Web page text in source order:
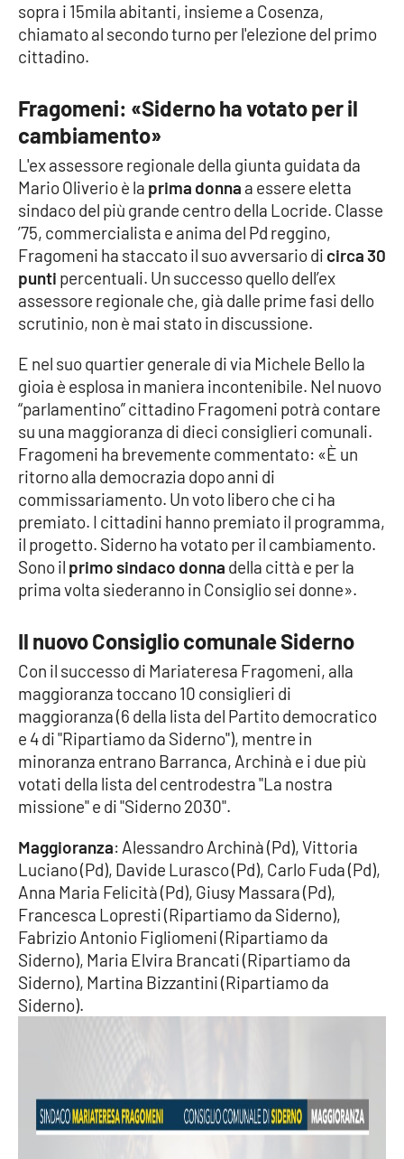
Economia e Lavoro
Sanità
Società
Sport
RUBRICHE
Good Morning Vietnam
Parchi Marini Calabria
Leggendo Alvaro insieme
Imprese Di Calabria
Le perfidie di Antonella Grippo
Venti di comunicazione
LaC Network
LaC OnAir
EDIZIONI
Catanzaro
Crotone
Vibo Valentia
Reggio Calabria
Lamezia Terme
sopra i 15mila abitanti, insieme a Cosenza,
chiamato al secondo turno per l'elezione del primo
cittadino.
Fragomeni: «Siderno ha votato per il
cambiamento»
L'ex assessore regionale della giunta guidata da
Mario Oliverio è la prima donna a essere eletta
sindaco del più grande centro della Locride. Classe
’75, commercialista e anima del Pd reggino,
Fragomeni ha staccato il suo avversario di circa 30
punti percentuali. Un successo quello dell’ex
assessore regionale che, già dalle prime fasi dello
scrutinio, non è mai stato in discussione.
E nel suo quartier generale di via Michele Bello la
gioia è esplosa in maniera incontenibile. Nel nuovo
“parlamentino” cittadino Fragomeni potrà contare
su una maggioranza di dieci consiglieri comunali.
Fragomeni ha brevemente commentato: «È un
ritorno alla democrazia dopo anni di
commissariamento. Un voto libero che ci ha
premiato. I cittadini hanno premiato il programma,
il progetto. Siderno ha votato per il cambiamento.
Sono il primo sindaco donna della città e per la
prima volta siederanno in Consiglio sei donne».
Il nuovo Consiglio comunale Siderno
Con il successo di Mariateresa Fragomeni, alla
maggioranza toccano 10 consiglieri di
maggioranza (6 della lista del Partito democratico
e 4 di "Ripartiamo da Siderno"), mentre in
minoranza entrano Barranca, Archinà e i due più
votati della lista del centrodestra "La nostra
missione" e di "Siderno 2030".
Maggioranza: Alessandro Archinà (Pd), Vittoria
Luciano (Pd), Davide Lurasco (Pd), Carlo Fuda (Pd),
Anna Maria Felicità (Pd), Giusy Massara (Pd),
Francesca Lopresti (Ripartiamo da Siderno),
Fabrizio Antonio Figliomeni (Ripartiamo da
Siderno), Maria Elvira Brancati (Ripartiamo da
Siderno), Martina Bizzantini (Ripartiamo da
Siderno).